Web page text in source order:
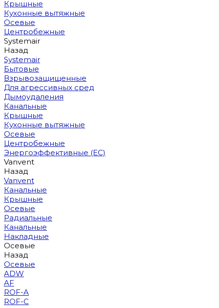
Крышные
Кухонные вытяжные
Осевые
Центробежные
Systemair
Назад
Systemair
Бытовые
Взрывозащищенные
Для агрессивных сред
Дымоудаления
Канальные
Крышные
Кухонные вытяжные
Осевые
Центробежные
Энергоэффективные (EC)
Vanvent
Назад
Vanvent
Канальные
Крышные
Осевые
Радиальные
Канальные
Накладные
Осевые
Назад
Осевые
ADW
AF
ROF-A
ROF-C